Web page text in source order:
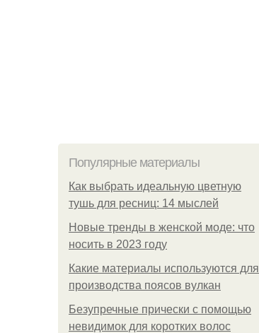
Популярные материалы
Как выбрать идеальную цветную
тушь для ресниц: 14 мыслей
Новые тренды в женской моде: что
носить в 2023 году
Какие материалы используются для
производства поясов вулкан
Безупречные прически с помощью
невидимок для коротких волос